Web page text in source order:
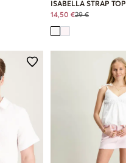
ISABELLA STRAP TOP
14,50 €29 €